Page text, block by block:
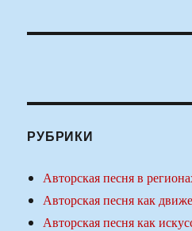
РУБРИКИ
Авторская песня в
Авторская песня как
Авторская песня как